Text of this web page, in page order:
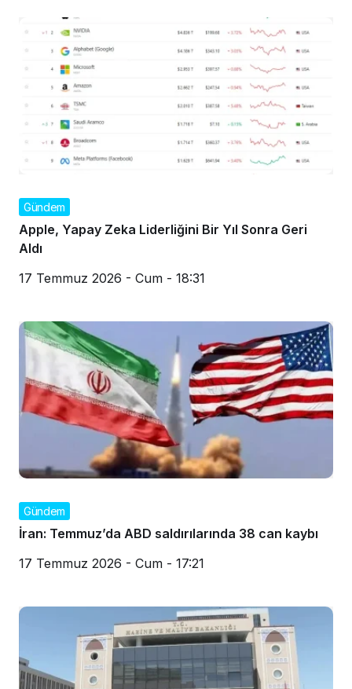
Gündem
Apple, Yapay Zeka Liderliğini Bir Yıl Sonra Geri
Aldı
17 Temmuz 2026 - Cum - 18:31
Gündem
İran: Temmuz’da ABD saldırılarında 38 can kaybı
17 Temmuz 2026 - Cum - 17:21